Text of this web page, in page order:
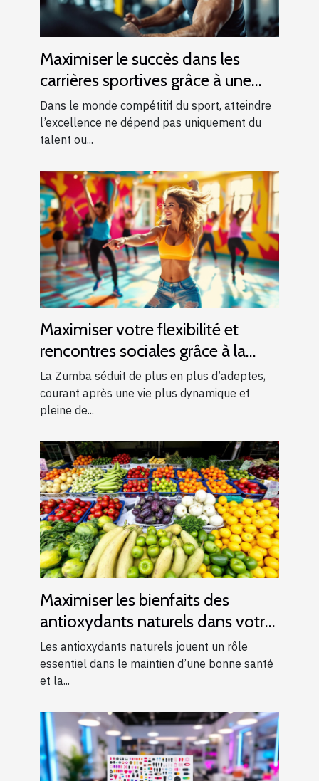
Maximiser le succès dans les
carrières sportives grâce à une
formation adéquate
Dans le monde compétitif du sport, atteindre
l’excellence ne dépend pas uniquement du
talent ou...
Maximiser votre flexibilité et
rencontres sociales grâce à la
Zumba
La Zumba séduit de plus en plus d’adeptes,
courant après une vie plus dynamique et
pleine de...
Maximiser les bienfaits des
antioxydants naturels dans votre
alimentation quotidienne
Les antioxydants naturels jouent un rôle
essentiel dans le maintien d’une bonne santé
et la...